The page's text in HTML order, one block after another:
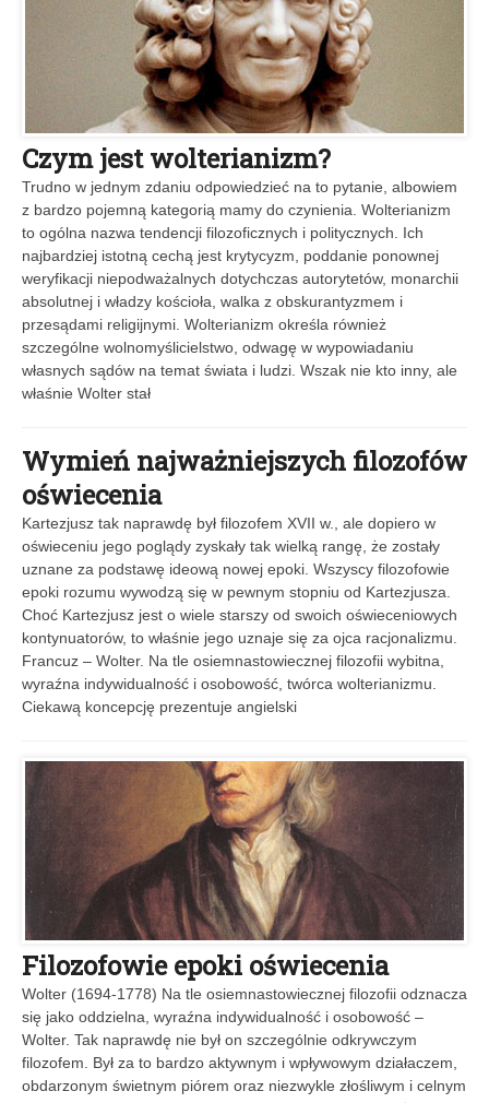
Czym jest wolterianizm?
Trudno w jednym zdaniu odpowiedzieć na to pytanie, albowiem
z bardzo pojemną kategorią mamy do czynienia. Wolterianizm
to ogólna nazwa tendencji filozoficznych i politycznych. Ich
najbardziej istotną cechą jest krytycyzm, poddanie ponownej
weryfikacji niepodważalnych dotychczas autorytetów, monarchii
absolutnej i władzy kościoła, walka z obskurantyzmem i
przesądami religijnymi. Wolterianizm określa również
szczególne wolnomyślicielstwo, odwagę w wypowiadaniu
własnych sądów na temat świata i ludzi. Wszak nie kto inny, ale
właśnie Wolter stał
Wymień najważniejszych filozofów
oświecenia
Kartezjusz tak naprawdę był filozofem XVII w., ale dopiero w
oświeceniu jego poglądy zyskały tak wielką rangę, że zostały
uznane za podstawę ideową nowej epoki. Wszyscy filozofowie
epoki rozumu wywodzą się w pewnym stopniu od Kartezjusza.
Choć Kartezjusz jest o wiele starszy od swoich oświeceniowych
kontynuatorów, to właśnie jego uznaje się za ojca racjonalizmu.
Francuz – Wolter. Na tle osiemnastowiecznej filozofii wybitna,
wyraźna indywidualność i osobowość, twórca wolterianizmu.
Ciekawą koncepcję prezentuje angielski
Filozofowie epoki oświecenia
Wolter (1694-1778) Na tle osiemnastowiecznej filozofii odznacza
się jako oddzielna, wyraźna indywidualność i osobowość –
Wolter. Tak naprawdę nie był on szczególnie odkrywczym
filozofem. Był za to bardzo aktywnym i wpływowym działaczem,
obdarzonym świetnym piórem oraz niezwykle złośliwym i celnym